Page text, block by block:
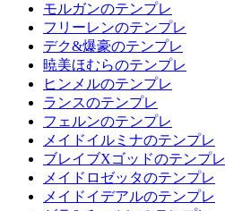
モルガンのテンプレ
フリーレンのテンプレ
デク&爆豪のテンプレ
暁美ほむらのテンプレ
ヒンメルのテンプレ
ランスのテンプレ
フェルンのテンプレ
メイドイルミナのテンプレ
ブレイブXゴッドのテンプレ
メイドロゼッタのテンプレ
メイドイデアルのテンプレ